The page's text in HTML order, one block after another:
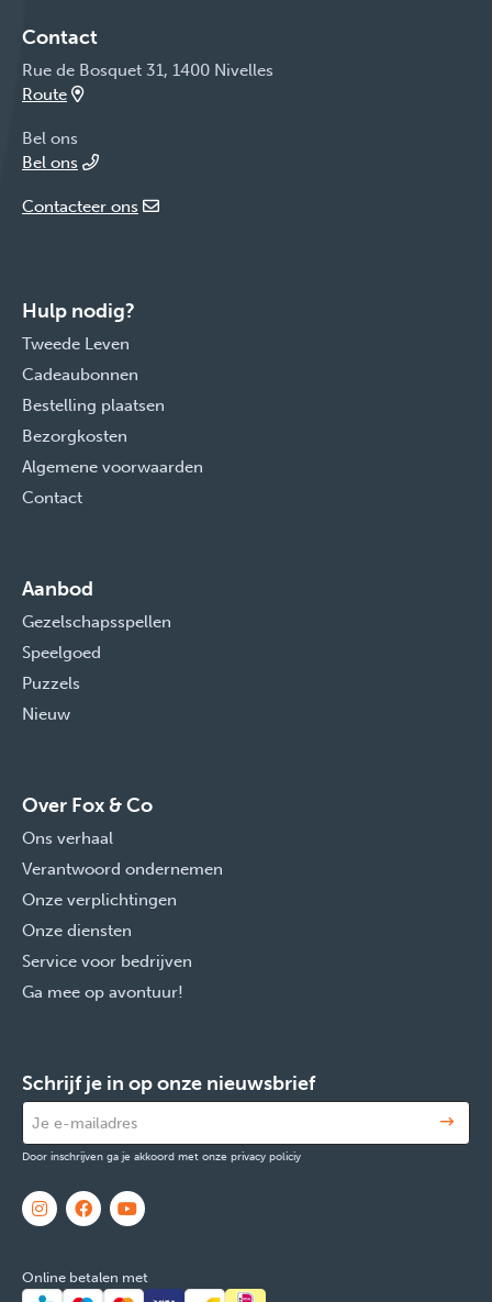
Contact
Rue de Bosquet 31, 1400 Nivelles
Route
Bel ons
Bel ons
Contacteer ons
Hulp nodig?
Tweede Leven
Cadeaubonnen
Bestelling plaatsen
Bezorgkosten
Algemene voorwaarden
Contact
Aanbod
Gezelschapsspellen
Speelgoed
Puzzels
Nieuw
Over Fox & Co
Ons verhaal
Verantwoord ondernemen
Onze verplichtingen
Onze diensten
Service voor bedrijven
Ga mee op avontuur!
Schrijf je in op onze nieuwsbrief
Door inschrijven ga je akkoord met onze privacy policiy
Online betalen met